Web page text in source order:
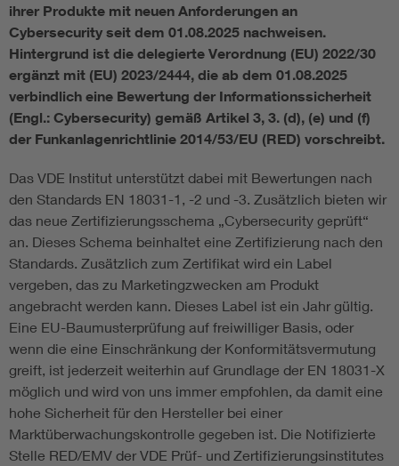
ihrer Produkte mit neuen Anforderungen an
Cybersecurity seit dem 01.08.2025 nachweisen.
Hintergrund ist die delegierte Verordnung (EU) 2022/30
ergänzt mit (EU) 2023/2444, die ab dem 01.08.2025
verbindlich eine Bewertung der Informationssicherheit
(Engl.: Cybersecurity) gemäß Artikel 3, 3. (d), (e) und (f)
der Funkanlagenrichtlinie 2014/53/EU (RED) vorschreibt.
Das VDE Institut unterstützt dabei mit Bewertungen nach
den Standards EN 18031-1, -2 und -3. Zusätzlich bieten wir
das neue Zertifizierungsschema „Cybersecurity geprüft“
an. Dieses Schema beinhaltet eine Zertifizierung nach den
Standards. Zusätzlich zum Zertifikat wird ein Label
vergeben, das zu Marketingzwecken am Produkt
angebracht werden kann. Dieses Label ist ein Jahr gültig.
Eine EU-Baumusterprüfung auf freiwilliger Basis, oder
wenn die eine Einschränkung der Konformitätsvermutung
greift, ist jederzeit weiterhin auf Grundlage der EN 18031-X
möglich und wird von uns immer empfohlen, da damit eine
hohe Sicherheit für den Hersteller bei einer
Marktüberwachungskontrolle gegeben ist. Die Notifizierte
Stelle RED/EMV der VDE Prüf- und Zertifizierungsinstitutes